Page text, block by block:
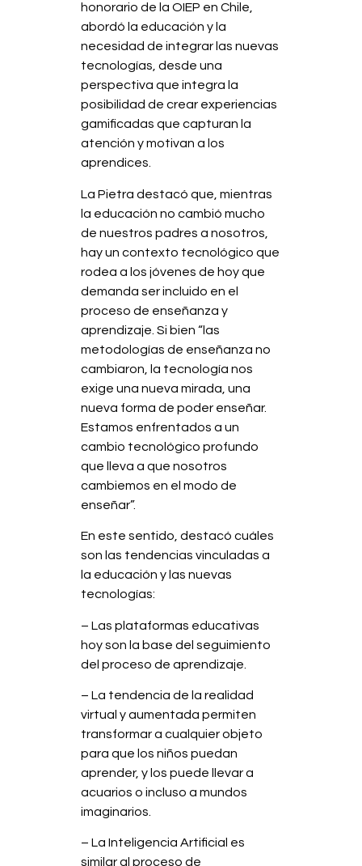
honorario de la OIEP en Chile,
abordó la educación y la
necesidad de integrar las nuevas
tecnologías, desde una
perspectiva que integra la
posibilidad de crear experiencias
gamificadas que capturan la
atención y motivan a los
aprendices.
La Pietra destacó que, mientras
la educación no cambió mucho
de nuestros padres a nosotros,
hay un contexto tecnológico que
rodea a los jóvenes de hoy que
demanda ser incluido en el
proceso de enseñanza y
aprendizaje. Si bien “las
metodologías de enseñanza no
cambiaron, la tecnología nos
exige una nueva mirada, una
nueva forma de poder enseñar.
Estamos enfrentados a un
cambio tecnológico profundo
que lleva a que nosotros
cambiemos en el modo de
enseñar”.
En este sentido, destacó cuáles
son las tendencias vinculadas a
la educación y las nuevas
tecnologías:
– Las plataformas educativas
hoy son la base del seguimiento
del proceso de aprendizaje.
– La tendencia de la realidad
virtual y aumentada permiten
transformar a cualquier objeto
para que los niños puedan
aprender, y los puede llevar a
acuarios o incluso a mundos
imaginarios.
– La Inteligencia Artificial es
similar al proceso de